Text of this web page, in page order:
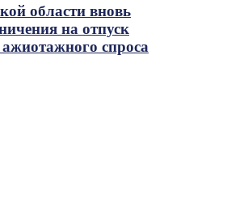
области вновь
на отпуск
ажиотажного спроса